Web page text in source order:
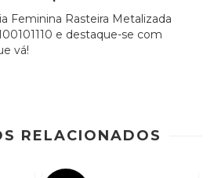
Feminina Rasteira Metalizada
e destaque-se com
vá!
RELACIONADOS